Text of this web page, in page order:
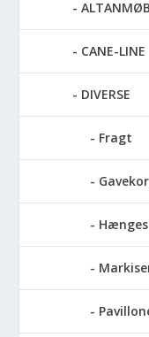
CANE-LINE
DIVERSE
Fragt